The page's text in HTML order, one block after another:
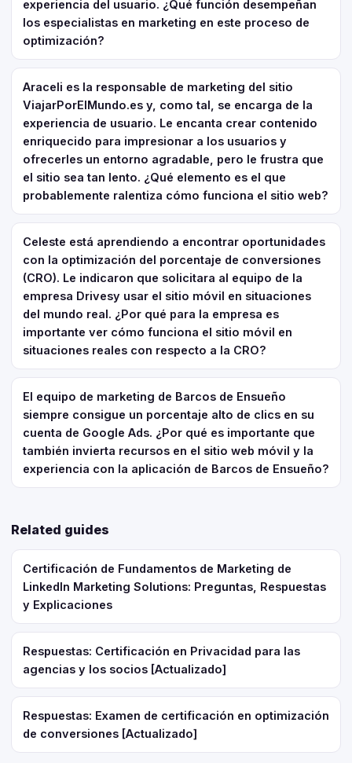
experiencia del usuario. ¿Qué función desempeñan
los especialistas en marketing en este proceso de
optimización?
Araceli es la responsable de marketing del sitio
ViajarPorElMundo.es y, como tal, se encarga de la
experiencia de usuario. Le encanta crear contenido
enriquecido para impresionar a los usuarios y
ofrecerles un entorno agradable, pero le frustra que
el sitio sea tan lento. ¿Qué elemento es el que
probablemente ralentiza cómo funciona el sitio web?
Celeste está aprendiendo a encontrar oportunidades
con la optimización del porcentaje de conversiones
(CRO). Le indicaron que solicitara al equipo de la
empresa Drivesy usar el sitio móvil en situaciones
del mundo real. ¿Por qué para la empresa es
importante ver cómo funciona el sitio móvil en
situaciones reales con respecto a la CRO?
El equipo de marketing de Barcos de Ensueño
siempre consigue un porcentaje alto de clics en su
cuenta de Google Ads. ¿Por qué es importante que
también invierta recursos en el sitio web móvil y la
experiencia con la aplicación de Barcos de Ensueño?
Related guides
Certificación de Fundamentos de Marketing de
LinkedIn Marketing Solutions: Preguntas, Respuestas
y Explicaciones
Respuestas: Certificación en Privacidad para las
agencias y los socios [Actualizado]
Respuestas: Examen de certificación en optimización
de conversiones [Actualizado]